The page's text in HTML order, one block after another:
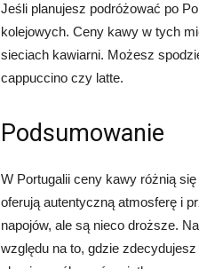
Jeśli planujesz podróżować po
kolejowych. Ceny kawy w tych
sieciach kawiarni. Możesz
cappuccino czy latte.
Podsumowanie
W Portugalii ceny kawy różnią
oferują autentyczną atmosferę i
napojów, ale są nieco droższe.
względu na to, gdzie